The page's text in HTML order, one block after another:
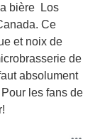
bière Los
Ce
et noix de
de
absolument
les fans de